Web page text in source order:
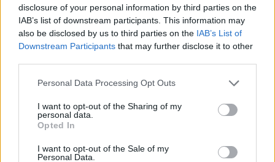
disclosure of your personal information by third parties on the
IAB’s list of downstream participants. This information may
also be disclosed by us to third parties on the IAB’s List of
Downstream Participants that may further disclose it to other
Please note that this website/app uses one or more Google
not limited to your visit or usage behaviour. You may click to
grant or deny consent to Google and its third-party tags to
use your data for below specified purposes in below Google
consent section.
Personal Data Processing Opt Outs
I want to opt-out of the Sharing of my
personal data.
Opted In
I want to opt-out of the Sale of my
Personal Data.